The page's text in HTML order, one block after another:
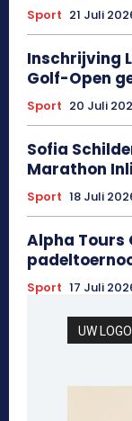
Sport 21 Juli
Inschrijving
Golf-Open
Sport 20 Juli
Sofia
Marathon
Sport 18 Juli
Alpha Tours
Sport 17 Juli
UW